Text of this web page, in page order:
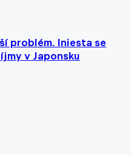
problém. Iniesta se
v Japonsku